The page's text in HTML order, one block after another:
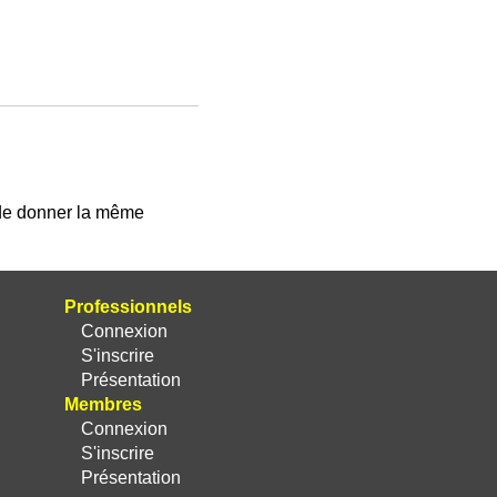
donner la même
Professionnels
Connexion
S'inscrire
Présentation
Membres
Connexion
S'inscrire
Présentation